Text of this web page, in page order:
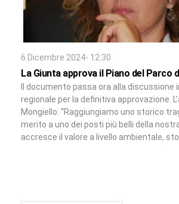
6 Dicembre 2024- 12:30
La Giunta approva il Piano del Parco
Il documento passa ora alla discussione
regionale per la definitiva approvazione.
Mongiello: “Raggiungiamo uno storico
merito a uno dei posti più belli della
accresce il valore a livello ambientale,